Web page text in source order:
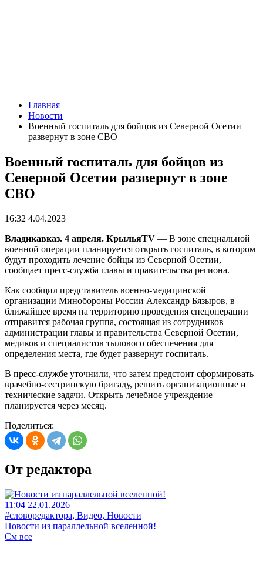
Главная
Новости
Военный госпиталь для бойцов из Северной Осетии
развернут в зоне СВО
Военный госпиталь для бойцов из
Северной Осетии развернут в зоне
СВО
16:32 4.04.2023
Владикавказ. 4 апреля. КрыльяTV — В зоне специальной
военной операции планируется открыть госпиталь, в котором
будут проходить лечение бойцы из Северной Осетии,
сообщает пресс-служба главы и правительства региона.
Как сообщил представитель военно-медицинской
организации Минобороны России Александр Бязыров, в
ближайшее время на территорию проведения спецоперации
отправится рабочая группа, состоящая из сотрудников
администрации главы и правительства Северной Осетии,
медиков и специалистов тылового обеспечения для
определения места, где будет развернут госпиталь.
В пресс-службе уточнили, что затем предстоит сформировать
врачебно-сестринскую бригаду, решить организационные и
технические задачи. Открыть лечебное учреждение
планируется через месяц.
Поделиться:
От редактора
11:04 22.01.2026
#словоредактора, Видео, Новости
Новости из параллельной вселенной!
См все